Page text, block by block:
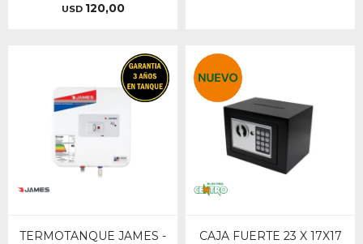
USD 120,00
TERMOTANQUE JAMES -
CAJA FUERTE 23 X 17X17